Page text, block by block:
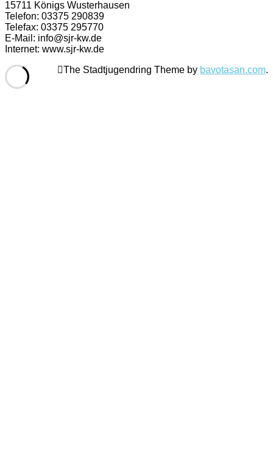
15711 Königs Wusterhausen
Telefon: 03375 290839
Telefax: 03375 295770
E-Mail: info@sjr-kw.de
Internet: www.sjr-kw.de
The Stadtjugendring Theme by bavotasan.com.